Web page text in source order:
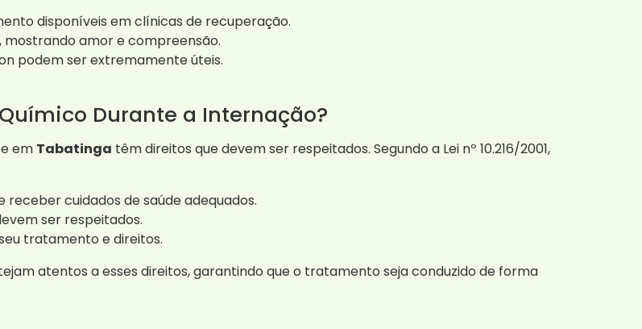
disponíveis em clínicas de recuperação.
amor e compreensão.
podem ser extremamente úteis.
Durante a Internação?
em Tabatinga têm direitos que devem ser respeitados. Segundo a Lei nº 10.216/2001,
receber cuidados de saúde adequados.
ser respeitados.
tratamento e direitos.
atentos a esses direitos, garantindo que o tratamento seja conduzido de forma